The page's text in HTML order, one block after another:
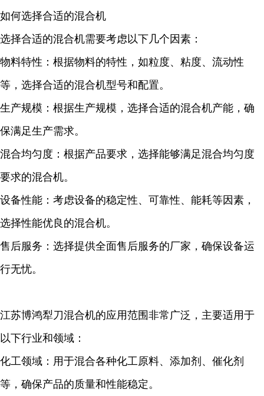
如何选择合适的混合机
选择合适的混合机需要考虑以下几个因素：
物料特性：根据物料的特性，如粒度、粘度、流动性
等，选择合适的混合机型号和配置。
生产规模：根据生产规模，选择合适的混合机产能，确
保满足生产需求。
混合均匀度：根据产品要求，选择能够满足混合均匀度
要求的混合机。
设备性能：考虑设备的稳定性、可靠性、能耗等因素，
选择性能优良的混合机。
售后服务：选择提供全面售后服务的厂家，确保设备运
行无忧。
江苏博鸿犁刀混合机的应用范围非常广泛，主要适用于
以下行业和领域：
化工领域：用于混合各种化工原料、添加剂、催化剂
等，确保产品的质量和性能稳定。